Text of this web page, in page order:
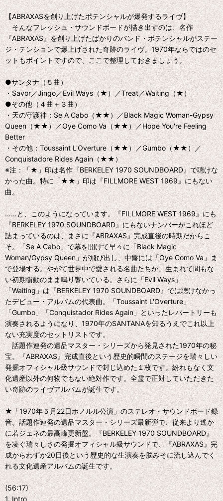
【ABRAXASを創り上げたポテンシャルが爆発するライヴ】
そんなフレッシュ・サウンドボードが描き出すのは、名作
『ABRAXAS』を創り上げたばかりのバンド・ポテンシャルがステー
ジ・テンションで爆上げされた奇跡のライヴ。1970年ならではのセ
ットもポイントですので、ここで整理しておきましょう。
●サンタナ（５曲）
・Savor／Jingo／Evil Ways（★）／Treat／Waiting（★）
●その他（４曲＋３曲）
・天の守護神：Se A Cabo（★★）／Black Magic Woman-Gypsy
Queen（★★）／Oye Como Va（★★）／Hope You're Feeling
Better
・その他：Toussaint L'Overture（★★）／Gumbo（★★）／
Conquistadore Rides Again（★★）
※注：「★」印は名作『BERKELEY 1970 SOUNDBOARD』で聴けな
かった曲。特に「★★」印は『FILLMORE WEST 1969』にもない
曲。
……と、このようになっています。『FILLMORE WEST 1969』にも
『BERKELEY 1970 SOUNDBOARD』にもないナンバーがこれほど
詰まっているのは、まさに『ABRAXAS』完成直後の時期だからこ
そ。「Se A Cabo」で幕を開けて早々に「Black Magic
Woman/Gypsy Queen」が飛び出し、中盤には「Oye Como Va」ま
で登場する。やがて世界中で愛される名曲たちが、生まれて間もな
い初期衝動のまま鳴り響いている。さらに「Evil Ways」
「Waiting」は『BERKELEY 1970 SOUNDBOARD』では聴けなかっ
たデビュー・アルバムの代表曲。「Toussaint L'Overture」
「Gumbo」「Conquistador Rides Again」といったレパートリーも
演奏されるようになり、1970年のSANTANAを知るうえでこれ以上
ない充実度のセットリストです。
話題作連発の遺品マスター・シリーズから発見された1970年の秘
宝。『ABRAXAS』完成直後という歴史的瞬間のステージを瑞々しい
発掘オフィシャル級サウンドで封じ込めた１枚です。紛れもなく文
化遺産以外の何物でもない絶対作です。全霊で正対していただきた
い奇跡のライヴアルバムが誕生です。
★「1970年５月22日ホノルル公演」のステレオ・サウンドボード録
音。話題作連発の遺品マスター・シリーズ最新弾で、従来より遙か
に若ジェネの最高峰更新盤。『BERKELEY 1970 SOUNDBOARD』
を凌ぐ瑞々しさの発掘オフィシャル級サウンドで、『ABRAXAS』完
成からわずか20日後という歴史的な生演奏を脳みそに流し込んでく
れる文化遺産アルバムの誕生です。
(56:17)
1. Intro